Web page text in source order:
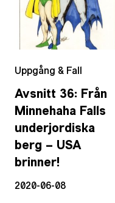
Uppgång & Fall
Avsnitt 36: Från
Minnehaha Falls
underjordiska
berg – USA
brinner!
2020-06-08